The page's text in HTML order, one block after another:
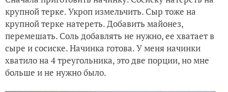
крупной терке. Укроп измельчить. Сыр тоже на
крупной терке натереть. Добавить майонез,
перемешать. Соль добавлять не нужно, ее хватает в
сыре и сосиске. Начинка готова. У меня начинки
хватило на 4 треугольника, это две порции, но мне
больше и не нужно было.